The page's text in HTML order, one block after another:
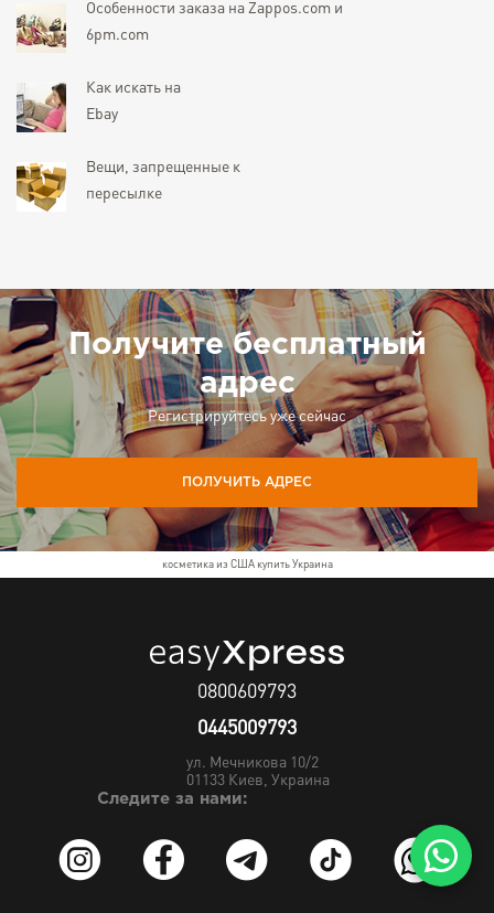
Особенности заказа на Zappos.com и
6pm.com
Как искать на
Ebay
Вещи, запрещенные к
пересылке
Получите бесплатный
адрес
Регистрируйтесь уже сейчас
ПОЛУЧИТЬ АДРЕС
косметика из США купить Украина
0800609793
0445009793
ул. Мечникова 10/2
01133 Киев, Украина
Следите за нами: